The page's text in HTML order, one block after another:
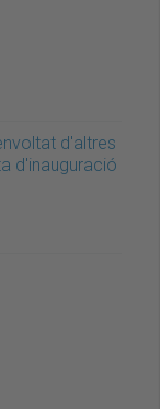
d'altres
d'inauguració